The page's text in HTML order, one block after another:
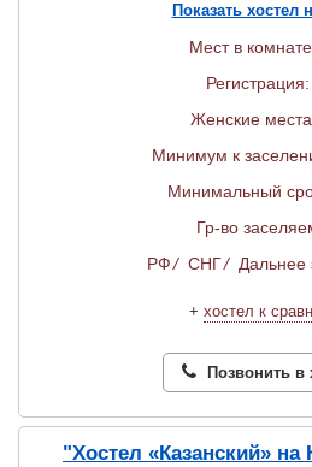
Показать хостел
Мест в
Женские
Минимум к
Минимальный
Гр-во
РФ/ СНГ/ Дальнее
+ хостел к
Позвонить в
"Хостел «Казанский»